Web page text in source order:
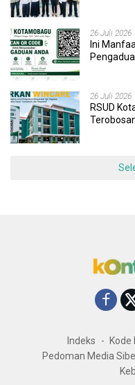
26 Juli 2026
Ini
26 Juli 2026
RSUD
Indeks Kode
Pedoman Media